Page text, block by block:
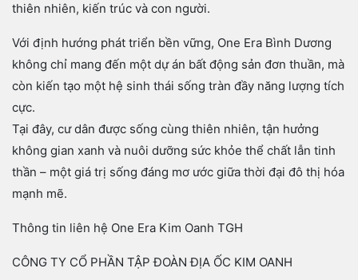
thiên nhiên, kiến trúc và con người.
Với định hướng phát triển bền vững, One Era Bình Dương
không chỉ mang đến một dự án bất động sản đơn thuần, mà
còn kiến tạo một hệ sinh thái sống tràn đầy năng lượng tích
cực.
Tại đây, cư dân được sống cùng thiên nhiên, tận hưởng
không gian xanh và nuôi dưỡng sức khỏe thể chất lẫn tinh
thần – một giá trị sống đáng mơ ước giữa thời đại đô thị hóa
mạnh mẽ.
Thông tin liên hệ One Era Kim Oanh TGH
CÔNG TY CỔ PHẦN TẬP ĐOÀN ĐỊA ỐC KIM OANH